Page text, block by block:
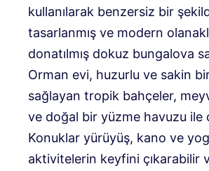
kullanılarak benzersiz bir
tasarlanmış ve modern
donatılmış dokuz bungalova
Orman evi, huzurlu ve sakin
sağlayan tropik bahçeler,
ve doğal bir yüzme havuzu ile
Konuklar yürüyüş, kano ve
aktivitelerin keyfini çıkarabilir